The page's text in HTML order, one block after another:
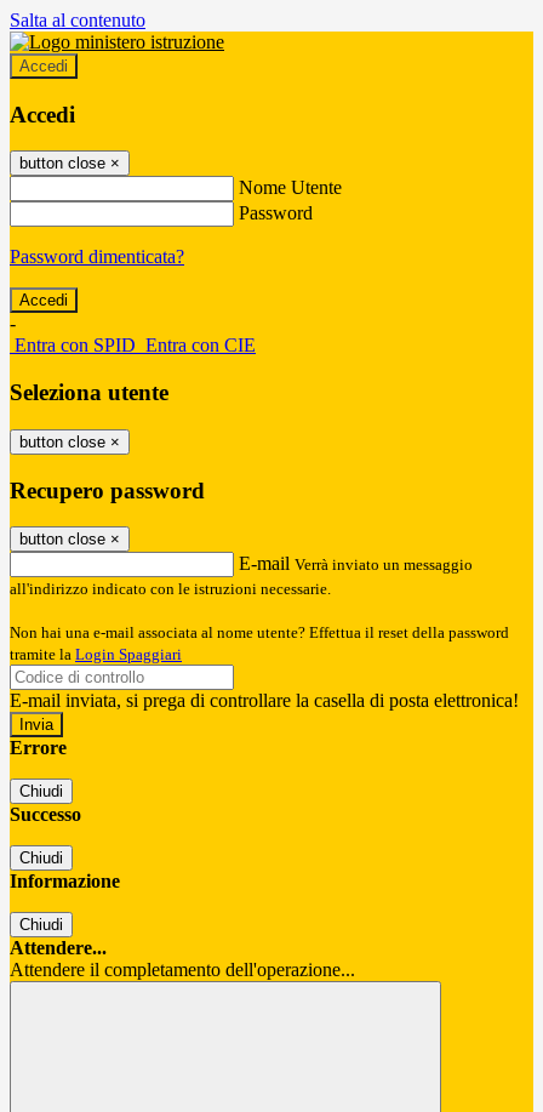
Salta al contenuto
Accedi
Accedi
button close ×
Nome Utente
Password
Password dimenticata?
-
Entra con SPID Entra con CIE
Seleziona utente
button close ×
Recupero password
button close ×
E-mail Verrà inviato un messaggio
all'indirizzo indicato con le istruzioni necessarie.
Non hai una e-mail associata al nome utente? Effettua il reset della password
tramite la Login Spaggiari
E-mail inviata, si prega di controllare la casella di posta elettronica!
Errore
Chiudi
Successo
Chiudi
Informazione
Chiudi
Attendere...
Attendere il completamento dell'operazione...